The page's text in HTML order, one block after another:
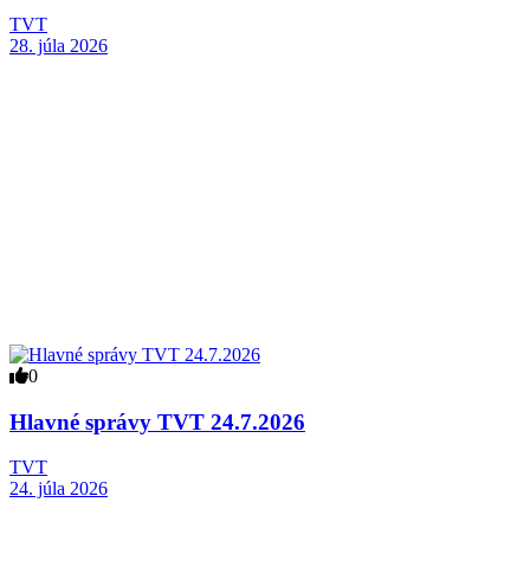
TVT
28. júla 2026
0
Hlavné správy TVT 24.7.2026
TVT
24. júla 2026